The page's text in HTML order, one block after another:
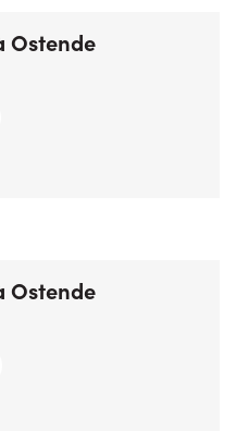
Ostende
Ostende